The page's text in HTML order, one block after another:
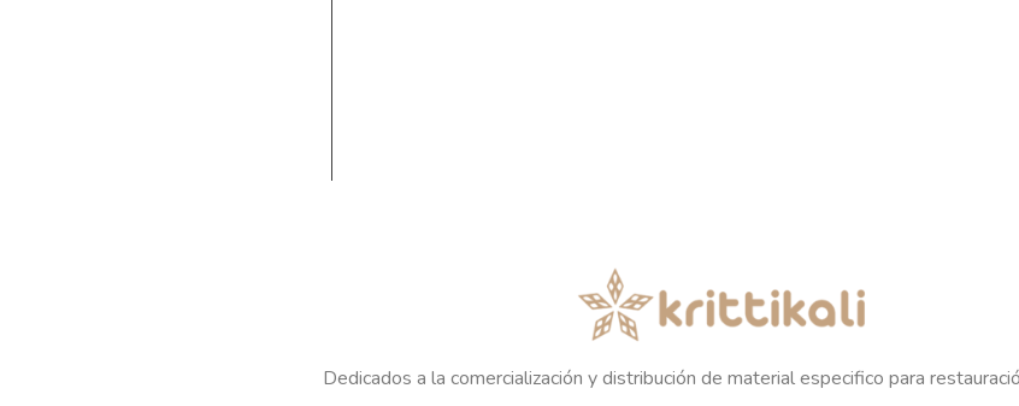
Dedicados a la comercialización y distribución de material especifico para